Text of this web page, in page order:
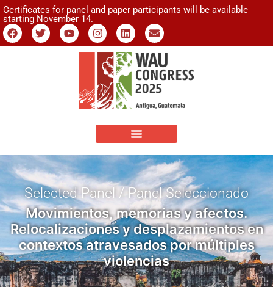
Certificates for panel and paper participants will be available
starting November 14.
Selected Panel / Panel Seleccionado
Movimientos, memorias y afectos.
Relocalizaciones y desplazamientos en
contextos atravesados por múltiples
violencias